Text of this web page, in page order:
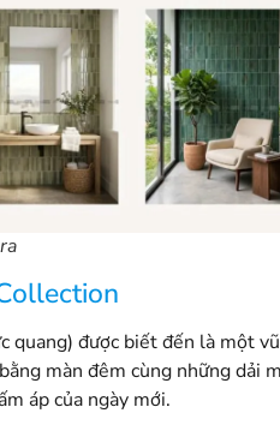
quang) được biết đến là một
màn đêm cùng những dải
áp của ngày mới.